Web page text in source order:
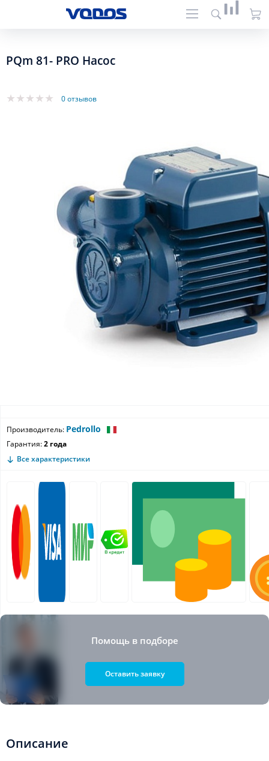
PQm 81- PRO Насос
0 отзывов
Производитель: Pedrollo
Гарантия:2 года
Все характеристики
Помощь в подборе
Оставить заявку
Описание